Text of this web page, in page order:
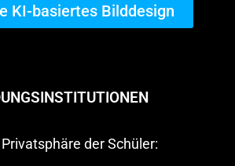
KI-basiertes Bilddesign
der Schüler: